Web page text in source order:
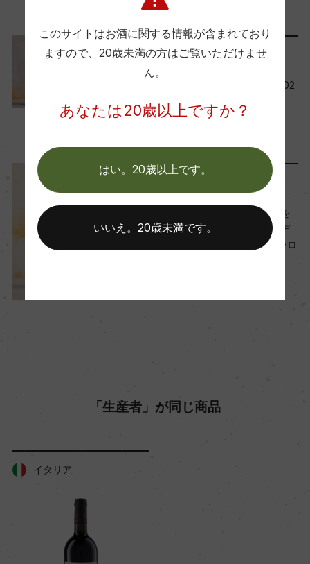
Wine Advocate 獲得点
醗酵・熟成
栽培面積
9.5ha
レポート
今月の新規取り扱い商品【202
5年2月】
2025年2月1日
116本限定入荷！南イタリアを
代表する銘醸ワイン ガラルデ
ィ「テッラ・ディ・ラヴォーロ
「生産者」が同じ商品
イタリア
このサイトはお酒に関する情報が含まれており
ますので、 20歳未満の方はご覧いただけませ
ん。
あなたは20歳以上ですか？
はい。20歳以上です。
いいえ。20歳未満です。